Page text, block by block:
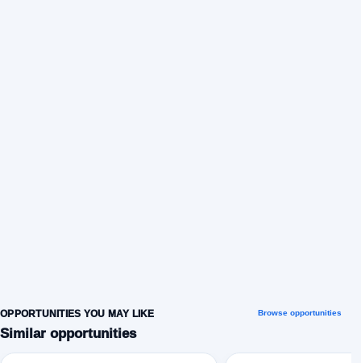
OPPORTUNITIES YOU MAY LIKE
Similar opportunities
Browse opportunities